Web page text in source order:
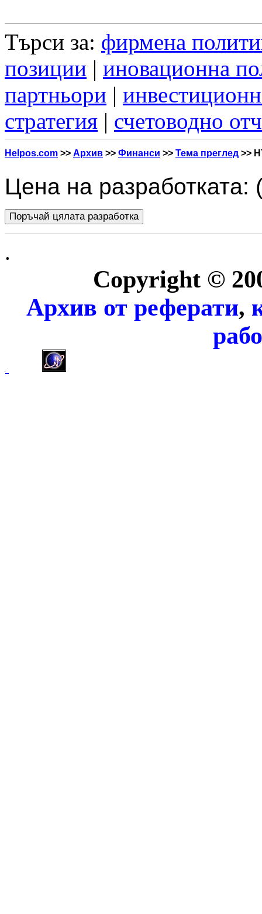
Търси за: фирмена
позиции | иновационна
партньори |
стратегия | счетоводно
Helpos.com >> Архив >> Финанси >> Тема преглед >>
Цена на разработката:
.
Copyright ©
Архив от реферати,